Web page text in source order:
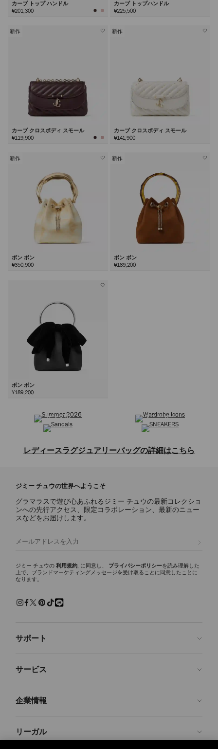
カーブ トップ ハンドル
¥201,300
カーブ トップハンドル
¥225,500
新作
カーブ クロスボディ スモール
¥119,900
新作
カーブ クロスボディ スモール
¥141,900
新作
ボン ボン
¥350,900
新作
ボン ボン
¥189,200
ボン ボン
¥189,200
サンダル
スニーカー
レディースラグジュアリーバッグの詳細はこちら
ルバッグ、ミニバッグ、クラッチバッグなどを取り揃えた、レディース
バッグコレクションをご覧ください。クラシックな定番デザインから洗
練されたモダンなスタイルまで、ジミー チュウのバッグは上質なレザ
ーやスエードなど、贅沢な素材で熟練の技によって仕上げられていま
す。ブランドを象徴するショルダーバッグのCINCH(シンチ)やDIAMOND
デザインを象徴する代表的なシグネチャーです。
シーズンを通して活躍するワードローブの必需品。ブランドのクラシッ
クなトートバッグは、あらゆるシーンでご使用いただけます。シグネチ
ャースタイルのDIAMOND TOTE(ダイヤモンド トート)は、イタリア製レ
など豊富なバリエーションで展開。大容量のゆとりあるデザインで、通
機能性とエレガンスを兼ね備えたタイムレスな定番アイテム、ショルダ
可能なショルダーストラップを備え、自在なスタイリングが可能です。
ファッション性と機能性を両立したレディースクロスボディバッグ。ジ
構築的でエレガントなシルエットが、あらゆるスタイリングに洗練さを
加えます。イタリアのクラフトマンシップとカスタム メタルパーツに
ジミー チュウの世界へようこそ
グラマラスで遊び心あふれるジミー チュウの最新コレクショ
ンへの先行アクセス、限定コラボレーション、最新のニュー
スなどをお届けします。
ジミー チュウの 利用規約, に同意し、 プライバシーポリシーを読み理解した
上で、ブランドマーケティングメッセージを受け取ることに同意したことに
なります。
サポート
よくあるご質問
返品を申請
配送
サービス
Made-to-Order
保証
企業情報
ブランドの歴史
リーガル